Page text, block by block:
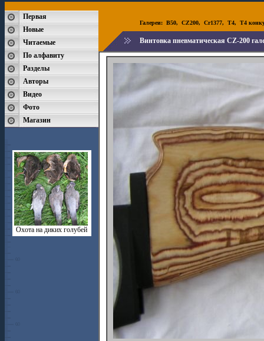
Первая
Новые
Читаемые
По алфавиту
Разделы
Авторы
Видео
Фото
Магазин
Охота на диких голубей
Галереи: B50, CZ200, Cr1377, T4, T4
Винтовка пневматическая CZ-200